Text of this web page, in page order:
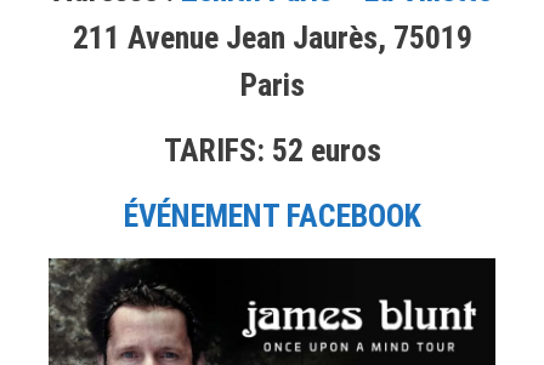
211 Avenue Jean Jaurès, 75019
Paris
TARIFS: 52 euros
ÉVÉNEMENT FACEBOOK